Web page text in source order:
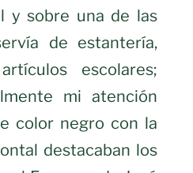
y sobre una de las
de estantería,
escolares;
mi atención
color negro con la
destacaban los